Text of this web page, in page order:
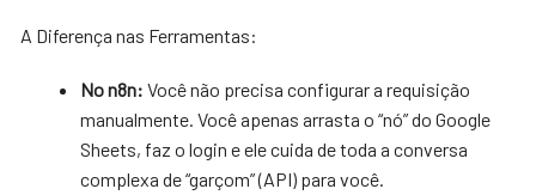
A Diferença nas Ferramentas:
No n8n: Você não precisa configurar a requisição
manualmente. Você apenas arrasta o “nó” do Google
Sheets, faz o login e ele cuida de toda a conversa
complexa de “garçom” (API) para você.